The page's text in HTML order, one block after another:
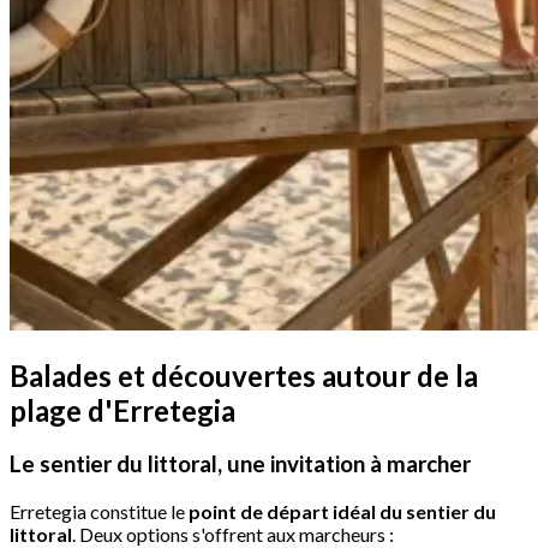
Balades et découvertes autour de la
plage d'Erretegia
Le sentier du littoral, une invitation à marcher
Erretegia constitue le point de départ idéal du sentier du
littoral. Deux options s'offrent aux marcheurs :